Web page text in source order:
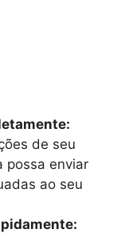
de seu
possa enviar
ao seu